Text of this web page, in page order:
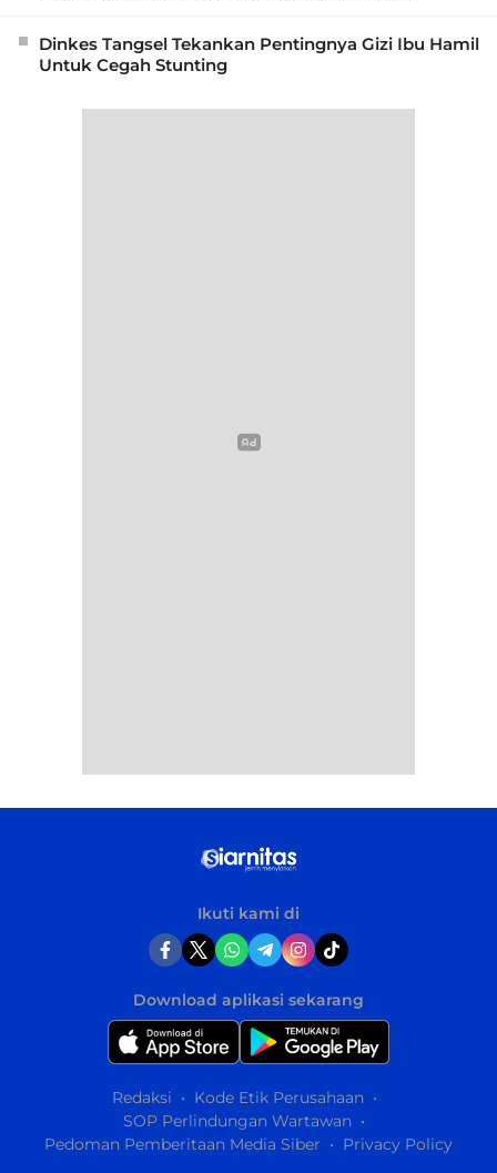
Dinkes Tangsel Tekankan Pentingnya Gizi Ibu Hamil
Untuk Cegah Stunting
Ikuti kami di
Download aplikasi sekarang
Redaksi
Kode Etik Perusahaan
SOP Perlindungan Wartawan
Pedoman Pemberitaan Media Siber
Privacy Policy